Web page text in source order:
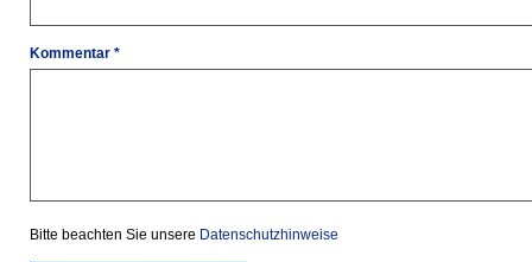
Kommentar *
Bitte beachten Sie unsere Datenschutzhinweise